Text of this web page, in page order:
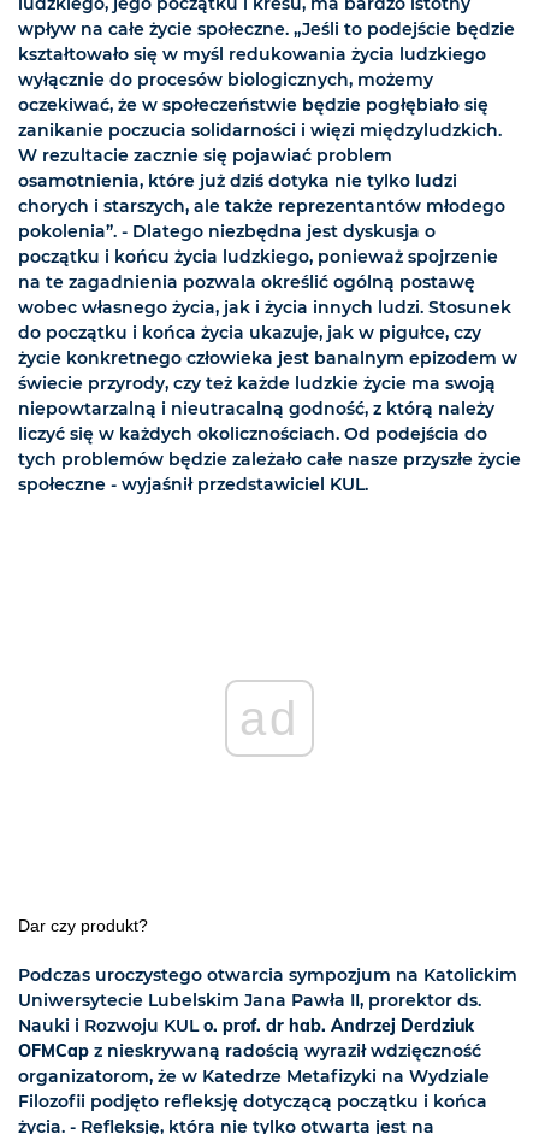
wpływ na całe życie społeczne. „Jeśli to podejście będzie
kształtowało się w myśl redukowania życia ludzkiego
wyłącznie do procesów biologicznych, możemy
oczekiwać, że w społeczeństwie będzie pogłębiało się
zanikanie poczucia solidarności i więzi międzyludzkich.
W rezultacie zacznie się pojawiać problem
osamotnienia, które już dziś dotyka nie tylko ludzi
chorych i starszych, ale także reprezentantów młodego
pokolenia”. - Dlatego niezbędna jest dyskusja o
początku i końcu życia ludzkiego, ponieważ spojrzenie
na te zagadnienia pozwala określić ogólną postawę
wobec własnego życia, jak i życia innych ludzi. Stosunek
do początku i końca życia ukazuje, jak w pigułce, czy
życie konkretnego człowieka jest banalnym epizodem w
świecie przyrody, czy też każde ludzkie życie ma swoją
niepowtarzalną i nieutracalną godność, z którą należy
liczyć się w każdych okolicznościach. Od podejścia do
tych problemów będzie zależało całe nasze przyszłe życie
społeczne - wyjaśnił przedstawiciel KUL.
ad
Dar czy produkt?
Podczas uroczystego otwarcia sympozjum na Katolickim
Uniwersytecie Lubelskim Jana Pawła II, prorektor ds.
Nauki i Rozwoju KULo. prof. dr hab. Andrzej Derdziuk
OFMCap z nieskrywaną radością wyraził wdzięczność
organizatorom, że w Katedrze Metafizyki na Wydziale
Filozofii podjęto refleksję dotyczącą początku i końca
życia. - Refleksję, która nie tylko otwarta jest na